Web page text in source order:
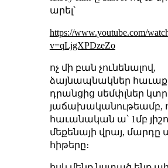
արել՝
https://www.youtube.com/
v=qLjgXPDzeZo
ոչ մի բան չունենալով,
ձայնապնակներ
դրանցից սեմփլներ
յաճախականութեամբ,
հաւանական ա՝ 1մբ
մեքենայի վրայ, մարդը
հիթերը։